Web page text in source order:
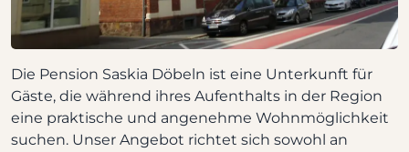
Die Pension Saskia Döbeln ist eine Unterkunft für
Gäste, die während ihres Aufenthalts in der Region
eine praktische und angenehme Wohnmöglichkeit
suchen. Unser Angebot richtet sich sowohl an